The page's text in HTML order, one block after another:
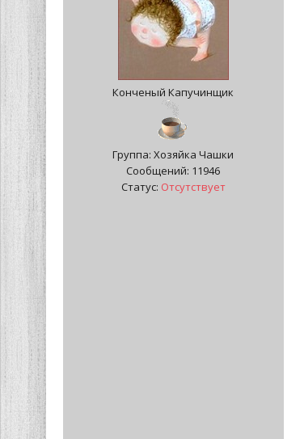
Конченый Капучинщик
Группа: Хозяйка Чашки
Сообщений: 11946
Статус: Отсутствует